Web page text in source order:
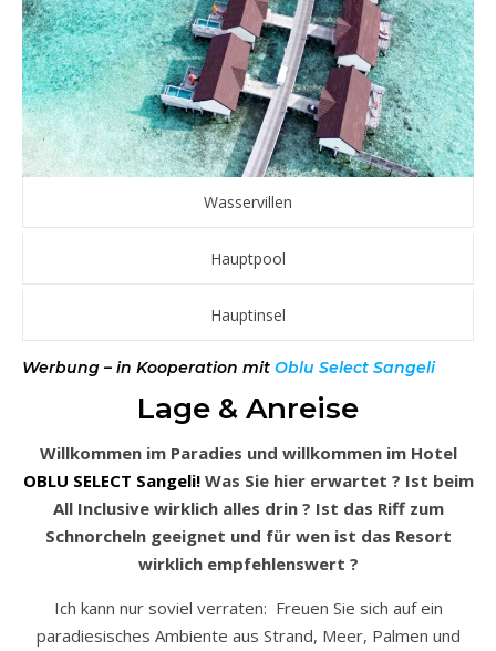
Wasservillen
Hauptpool
Hauptinsel
Werbung – in Kooperation mit Oblu Select Sangeli
Lage & Anreise
Willkommen im Paradies und willkommen im Hotel
OBLU SELECT Sangeli!Was Sie hier erwartet ? Ist beim
All Inclusive wirklich alles drin ? Ist das Riff zum
Schnorcheln geeignet und für wen ist das Resort
wirklich empfehlenswert ?
Ich kann nur soviel verraten: Freuen Sie sich auf ein
paradiesisches Ambiente aus Strand, Meer, Palmen und